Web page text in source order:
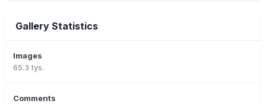
Gallery Statistics
Images
65.3 tys.
Comments